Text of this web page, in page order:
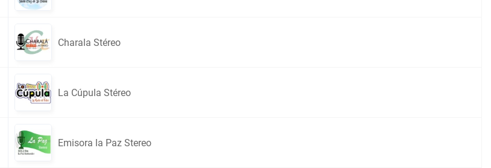
Charala Stéreo
La Cúpula Stéreo
Emisora la Paz Stereo